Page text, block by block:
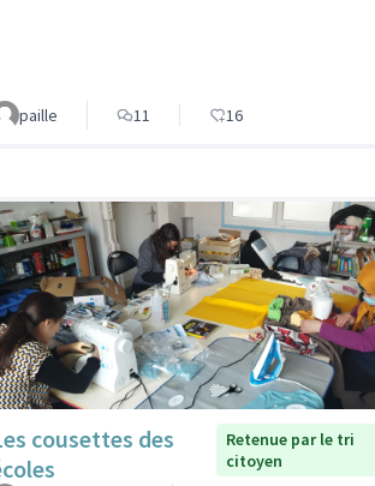
paille 11 16
cousettes des
Retenue par le tri
citoyen